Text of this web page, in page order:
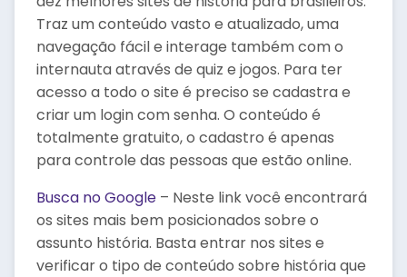
Traz um conteúdo vasto e atualizado, uma
navegação fácil e interage também com o
internauta através de quiz e jogos. Para ter
acesso a todo o site é preciso se cadastra e
criar um login com senha. O conteúdo é
totalmente gratuito, o cadastro é apenas
para controle das pessoas que estão online.
Busca no Google – Neste link você encontrará
os sites mais bem posicionados sobre o
assunto história. Basta entrar nos sites e
verificar o tipo de conteúdo sobre história que